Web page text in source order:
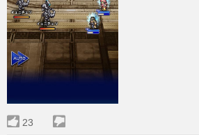
23